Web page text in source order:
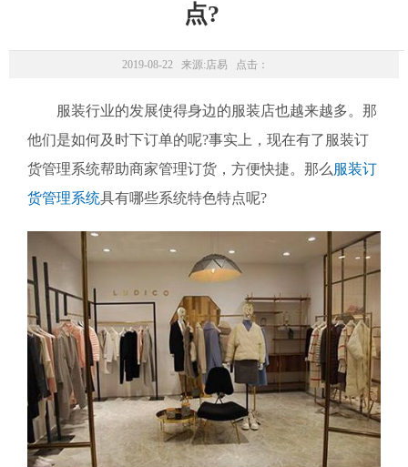
点?
2019-08-22 来源:店易 点击：
服装行业的发展使得身边的服装店也越来越多。那
他们是如何及时下订单的呢?事实上，现在有了服装订
货管理系统帮助商家管理订货，方便快捷。那么 服装订
货管理系统具有哪些系统特色特点呢?